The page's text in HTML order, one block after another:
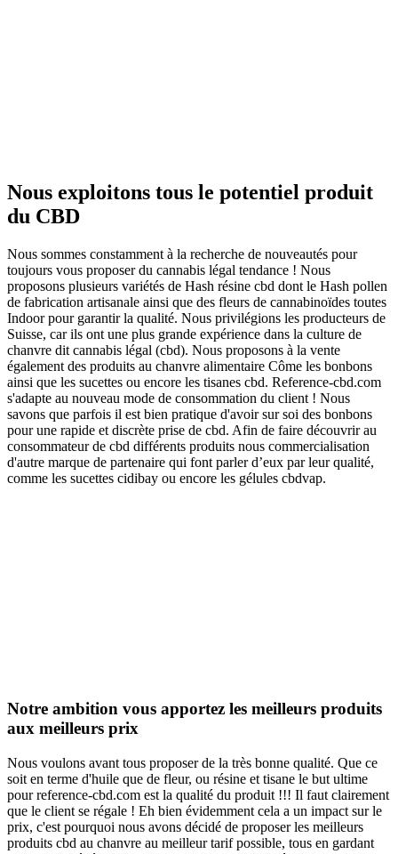
Nous exploitons tous le potentiel produit
du CBD
Nous sommes constamment à la recherche de nouveautés pour
toujours vous proposer du cannabis légal tendance ! Nous
proposons plusieurs variétés de Hash résine cbd dont le Hash pollen
de fabrication artisanale ainsi que des fleurs de cannabinoïdes toutes
Indoor pour garantir la qualité. Nous privilégions les producteurs de
Suisse, car ils ont une plus grande expérience dans la culture de
chanvre dit cannabis légal (cbd). Nous proposons à la vente
également des produits au chanvre alimentaire Côme les bonbons
ainsi que les sucettes ou encore les tisanes cbd. Reference-cbd.com
s'adapte au nouveau mode de consommation du client ! Nous
savons que parfois il est bien pratique d'avoir sur soi des bonbons
pour une rapide et discrète prise de cbd. Afin de faire découvrir au
consommateur de cbd différents produits nous commercialisation
d'autre marque de partenaire qui font parler d’eux par leur qualité,
comme les sucettes cidibay ou encore les gélules cbdvap.
Notre ambition vous apportez les meilleurs produits
aux meilleurs prix
Nous voulons avant tous proposer de la très bonne qualité. Que ce
soit en terme d'huile que de fleur, ou résine et tisane le but ultime
pour reference-cbd.com est la qualité du produit !!! Il faut clairement
que le client se régale ! Eh bien évidemment cela a un impact sur le
prix, c'est pourquoi nous avons décidé de proposer les meilleurs
produits cbd au chanvre au meilleur tarif possible, tous en gardant